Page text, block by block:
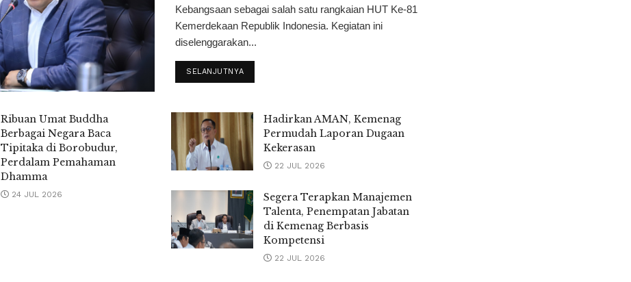
Kebangsaan sebagai salah satu rangkaian HUT Ke-81
Kemerdekaan Republik Indonesia. Kegiatan ini
diselenggarakan...
SELANJUTNYA
Ribuan Umat Buddha
Berbagai Negara Baca
Tipitaka di Borobudur,
Perdalam Pemahaman
Dhamma
24 JUL 2026
Hadirkan AMAN, Kemenag
Permudah Laporan Dugaan
Kekerasan
22 JUL 2026
Segera Terapkan Manajemen
Talenta, Penempatan Jabatan
di Kemenag Berbasis
Kompetensi
22 JUL 2026